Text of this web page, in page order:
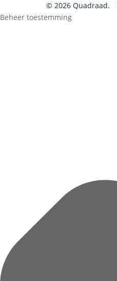
© 2026 Quadraad.
Beheer toestemming